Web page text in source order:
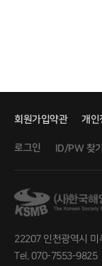
회원가입약관 개인
로그인 ID/PW 찾기
22207 인천광역시
Tel. 070-7553-9825